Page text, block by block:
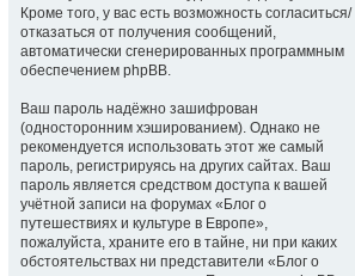
Кроме того, у вас есть возможность согласиться/
отказаться от получения сообщений,
автоматически сгенерированных программным
обеспечением phpBB.
Ваш пароль надёжно зашифрован
(односторонним хэшированием). Однако не
рекомендуется использовать этот же самый
пароль, регистрируясь на других сайтах. Ваш
пароль является средством доступа к вашей
учётной записи на форумах «Блог о
путешествиях и культуре в Европе»,
пожалуйста, храните его в тайне, ни при каких
обстоятельствах ни представители «Блог о